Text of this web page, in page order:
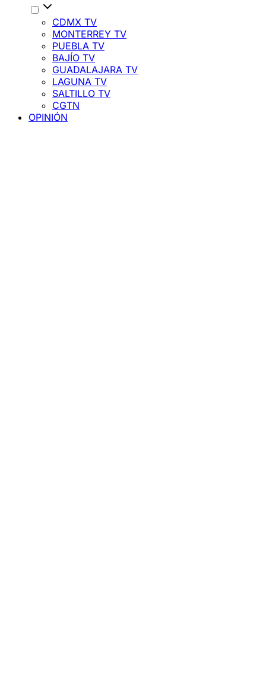
CDMX TV
MONTERREY TV
PUEBLA TV
BAJÍO TV
GUADALAJARA TV
LAGUNA TV
SALTILLO TV
CGTN
OPINIÓN